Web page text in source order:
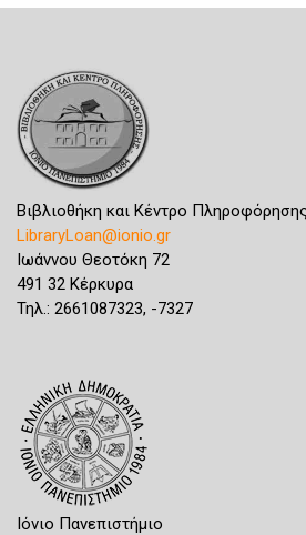
Βιβλιοθήκη και Κέντρο
LibraryLoan@ionio.gr
Ιωάννου Θεοτόκη 72
491 32 Κέρκυρα
Τηλ.: 2661087323, -7327
Ιόνιο Πανεπιστήμιο